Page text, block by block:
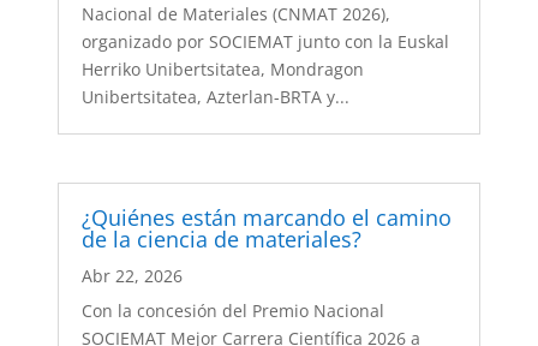
Nacional de Materiales (CNMAT 2026),
organizado por SOCIEMAT junto con la Euskal
Herriko Unibertsitatea, Mondragon
Unibertsitatea, Azterlan-BRTA y...
¿Quiénes están marcando el camino
de la ciencia de materiales?
Abr 22, 2026
Con la concesión del Premio Nacional
SOCIEMAT Mejor Carrera Científica 2026 a